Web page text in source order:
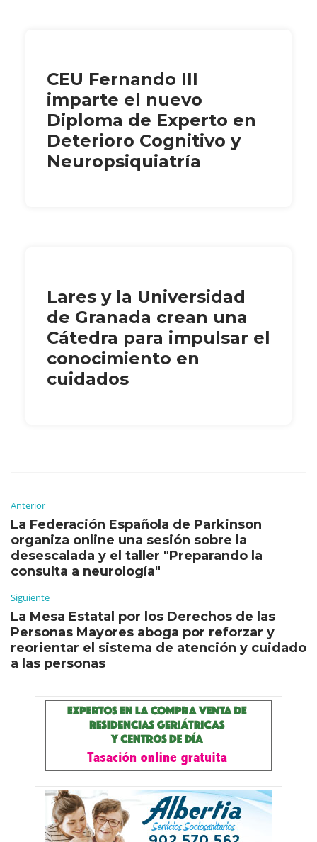
CEU Fernando III
imparte el nuevo
Diploma de Experto en
Deterioro Cognitivo y
Neuropsiquiatría
Lares y la Universidad
de Granada crean una
Cátedra para impulsar el
conocimiento en
cuidados
Anterior
La Federación Española de Parkinson
organiza online una sesión sobre la
desescalada y el taller "Preparando la
consulta a neurología"
Siguiente
La Mesa Estatal por los Derechos de las
Personas Mayores aboga por reforzar y
reorientar el sistema de atención y cuidado
a las personas